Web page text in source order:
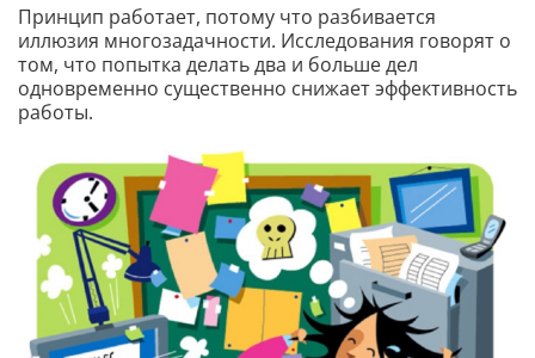
Принцип работает, потому что разбивается
иллюзия многозадачности. Исследования говорят о
том, что попытка делать два и больше дел
одновременно существенно снижает эффективность
работы.